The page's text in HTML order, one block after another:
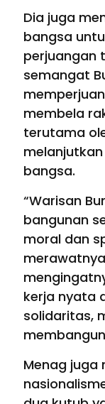
Dia juga
bangsa
perjuangan
semangat
membela
terutama
bangsa.
“Warisan
bangunan
moral dan
kerja nyata
solidaritas,
Menag juga